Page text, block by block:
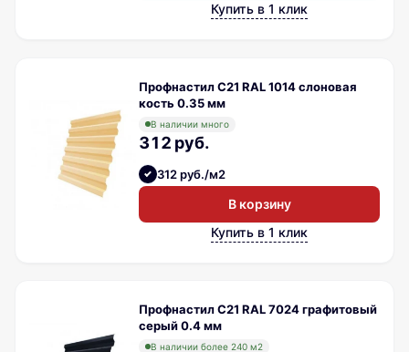
Купить в 1 клик
Профнастил С21 RAL 1014 слоновая
кость 0.35 мм
В наличии много
312 руб.
312 руб./м2
В корзину
Купить в 1 клик
Профнастил С21 RAL 7024 графитовый
серый 0.4 мм
В наличии более 240 м2